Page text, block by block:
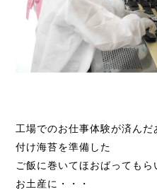
工場でのお仕事体験が済ん
付け海苔を準備した
ご飯に巻いてほおばっても
お土産に・・・